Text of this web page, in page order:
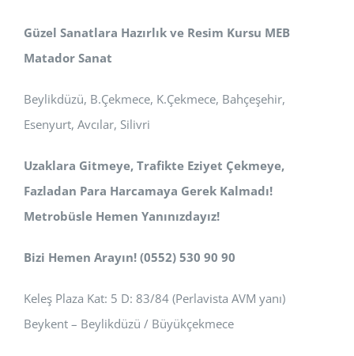
Güzel Sanatlara Hazırlık ve Resim Kursu MEB
Matador Sanat
Beylikdüzü, B.Çekmece, K.Çekmece, Bahçeşehir,
Esenyurt, Avcılar, Silivri
Uzaklara Gitmeye, Trafikte Eziyet Çekmeye,
Fazladan Para Harcamaya Gerek Kalmadı!
Metrobüsle Hemen Yanınızdayız!
Bizi Hemen Arayın! (0552) 530 90 90
Keleş Plaza Kat: 5 D: 83/84 (Perlavista AVM yanı)
Beykent – Beylikdüzü / Büyükçekmece